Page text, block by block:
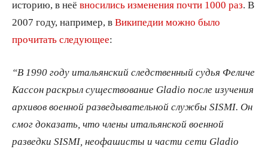
историю, в неё вносились изменения почти 1000 раз . В
2007 году, например, в Википедии можно было
прочитать следующее:
“В 1990 году итальянский следственный судья Феличе
Кассон раскрыл существование Gladio после изучения
архивов военной разведывательной службы SISMI. Он
смог доказать, что члены итальянской военной
разведки SISMI, неофашисты и части сети Gladio